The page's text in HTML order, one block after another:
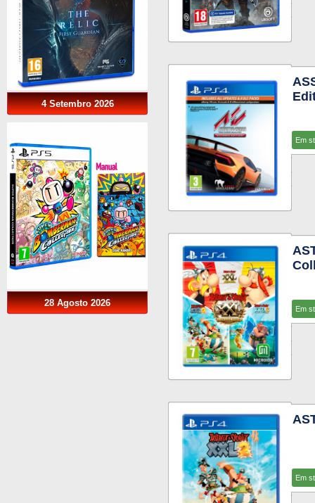
4 Setembro 2026
28 Agosto 2026
Em
Em
Em